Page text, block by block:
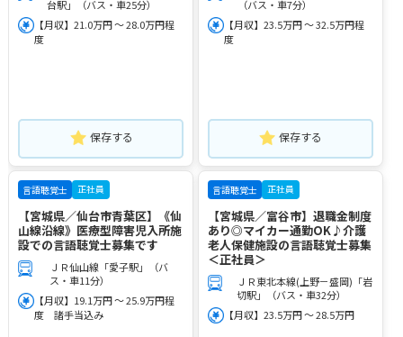
台駅」（バス・車25分）
【月収】21.0万円 ～ 28.0万円程
度
保存する
（バス・車7分）
【月収】23.5万円 ～ 32.5万円程
度
保存する
言語聴覚士 正社員
【宮城県／仙台市青葉区】《仙
山線沿線》医療型障害児入所施
設での言語聴覚士募集です
ＪＲ仙山線「愛子駅」（バ
ス・車11分）
【月収】19.1万円 ～ 25.9万円程
度 諸手当込み
言語聴覚士 正社員
【宮城県／富谷市】退職金制度
あり◎マイカー通勤OK♪介護
老人保健施設の言語聴覚士募集
＜正社員＞
ＪＲ東北本線(上野－盛岡)「岩
切駅」（バス・車32分）
【月収】23.5万円 ～ 28.5万円